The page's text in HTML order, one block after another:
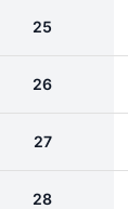
25
26
27
28